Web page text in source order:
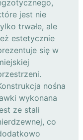
jest nie
trwałe, ale
estetycznie
się w
nośna
wykonana
ze stali
co